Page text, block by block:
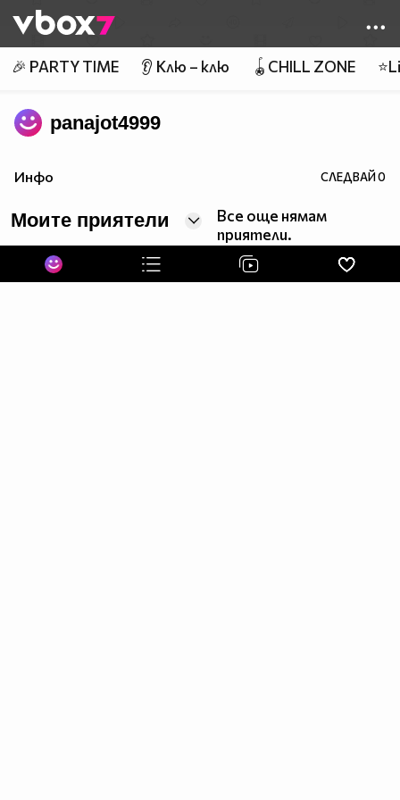
👾
🎉 PARTY TIME 👂 Клю – клю 🪀CHILL ZONE
panajot4999
Инфо СЛЕДВАЙ0
Моите приятели
Все още нямам
приятели.